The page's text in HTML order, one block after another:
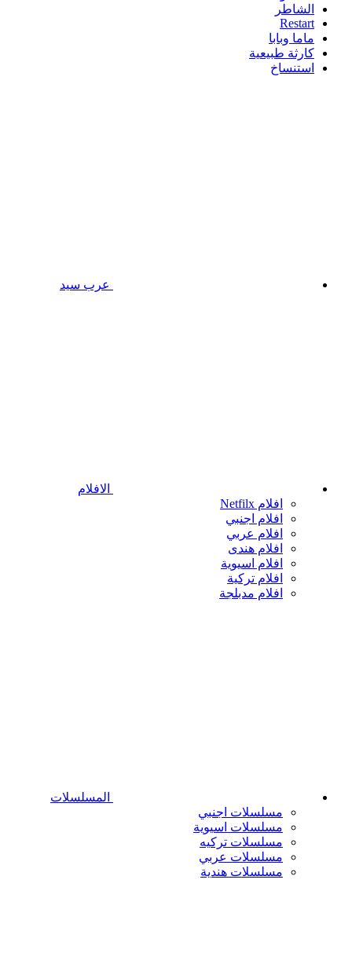
الشاطر
Restart
ماما وبابا
كارثة طبيعية
استنساخ
عرب سيد
الافلام
افلام Netfilx
افلام اجنبي
افلام عربي
افلام هندى
افلام اسيوية
افلام تركية
افلام مدبلجة
المسلسلات
مسلسلات اجنبي
مسلسلات اسيوية
مسلسلات تركيه
مسلسلات عربي
مسلسلات هندية